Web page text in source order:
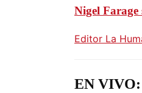
Nigel
Editor La
EN